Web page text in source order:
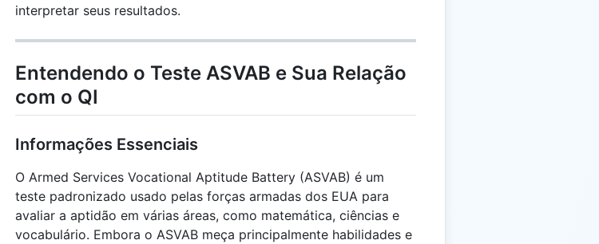
interpretar seus resultados.
Entendendo o Teste ASVAB e Sua Relação
com o QI
Informações Essenciais
O Armed Services Vocational Aptitude Battery (ASVAB) é um
teste padronizado usado pelas forças armadas dos EUA para
avaliar a aptidão em várias áreas, como matemática, ciências e
vocabulário. Embora o ASVAB meça principalmente habilidades e